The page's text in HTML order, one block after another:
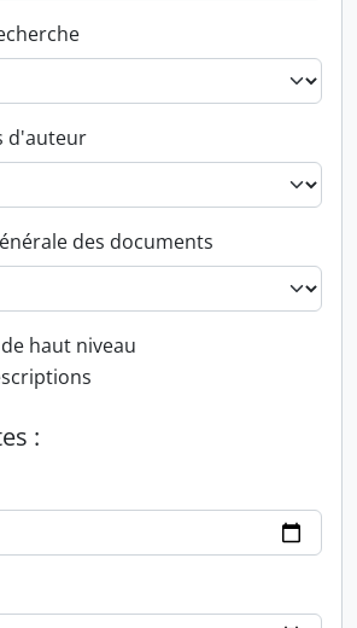
d'auteur
des documents
filter
haut niveau
: